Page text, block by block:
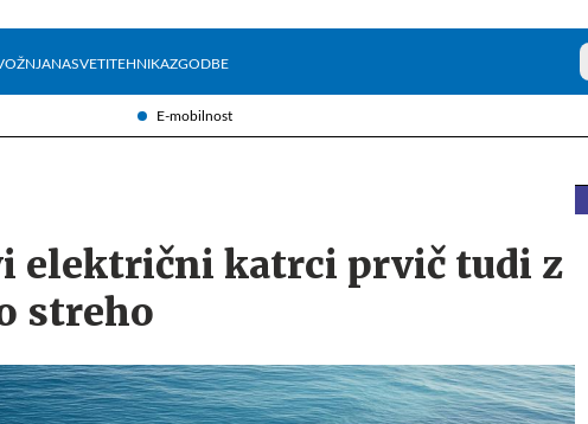
E-mobilnost
NASVETITEHNIKAZGODBE
električni katrci prvič tudi z
streho